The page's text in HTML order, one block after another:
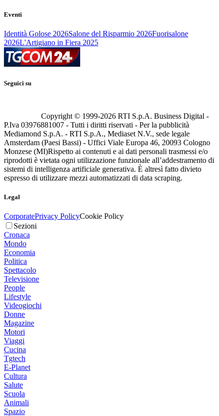
Eventi
Identità Golose 2026Salone del Risparmio 2026Fuorisalone
2026L'Artigiano in Fiera 2025
Seguici su
Copyright © 1999-2026 RTI S.p.A. Business Digital -
P.Iva 03976881007 - Tutti i diritti riservati - Per la pubblicità
Mediamond S.p.A. - RTI S.p.A., Mediaset N.V., sede legale
Amsterdam (Paesi Bassi) - Uffici Viale Europa 46, 20093 Cologno
Monzese (MI)Rispetto ai contenuti e ai dati personali trasmessi e/o
riprodotti è vietata ogni utilizzazione funzionale all’addestramento di
sistemi di intelligenza artificiale generativa. È altresì fatto divieto
espresso di utilizzare mezzi automatizzati di data scraping.
Legal
CorporatePrivacy PolicyCookie Policy
Sezioni
Cronaca
Mondo
Economia
Politica
Spettacolo
Televisione
People
Lifestyle
Videogiochi
Donne
Magazine
Motori
Viaggi
Cucina
Tgtech
E-Planet
Cultura
Salute
Scuola
Animali
Spazio